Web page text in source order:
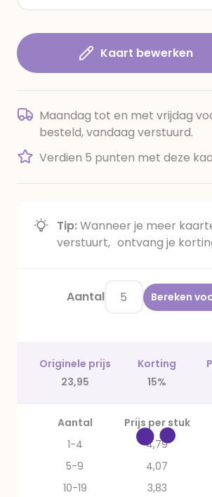
Kaart bewerken
Maandag tot en met vrijdag
besteld, vandaag verstuurd.
Verdien 5 punten met deze
Tip:Wanneer je meer
verstuurt, ontvang je
Aantal Bereken
Originele prijs Korting
23,95
15%
Aantal Prijs per stuk
1-4
4,79
5-9
4,07
10-19
3,83